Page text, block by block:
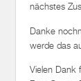
nächstes
Danke
werde das
Vielen Dank